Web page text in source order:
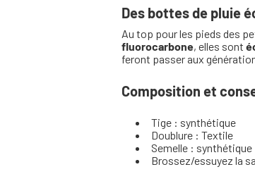
Des bottes de pluie
Au top pour les pieds des
fluorocarbone, elles sont
feront passer aux
Composition et
Tige : synthétique
Doublure : Textile
Semelle : synthétique
Brossez/essuyez la